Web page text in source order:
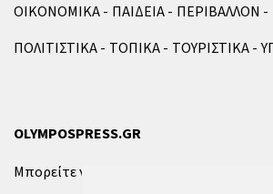
ΟΙΚΟΝΟΜΙΚΑ
ΠΑΙΔΕΙΑ ΠΕΡΙΒΑΛΛΟΝ
ΠΟΛΙΤΙΣΤΙΚΑ
ΤΟΠΙΚΑ ΤΟΥΡΙΣΤΙΚΑ
OLYMPOSPRESS.GR
Μπορείτε να επικοινωνήσετε μαζί μας